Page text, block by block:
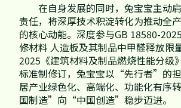
在自身发展的同时，兔宝宝主动
责任，将深厚技术积淀转化为推动全
的核心动能。深度参与GB 18580-
修材料 人造板及其制品中甲醛释放限
2025《建筑材料及制品燃烧性能分级
标准制修订，兔宝宝以“先行者”的
居产业绿色化、高端化、功能化有序
国制造”向“中国创造”稳步迈进。